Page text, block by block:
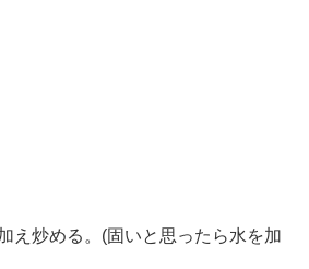
炒める。(固いと思ったら水を加